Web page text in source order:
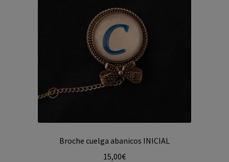
Broche cuelga abanicos INICIAL
15,00€